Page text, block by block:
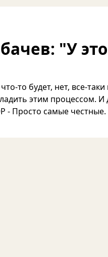
"У
то будет, нет, все-
этим процессом.
- Просто самые